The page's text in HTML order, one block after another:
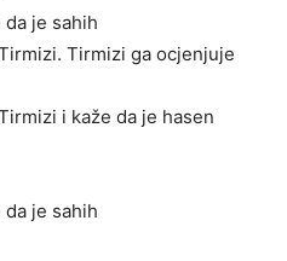
je sahih
Tirmizi ga ocjenjuje
i kaže da je hasen
je sahih